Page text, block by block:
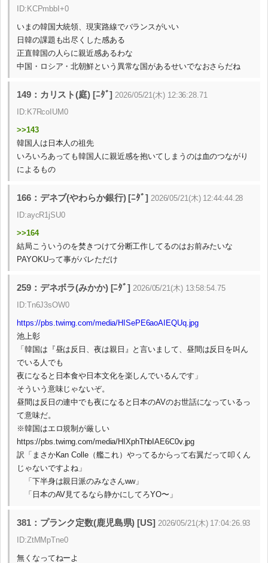
ID:KCPmbbI+0
いまの韓国大統領、現実路線でバランスがいい
日韓の課題も出尽くした感ある
正直韓国の人らに親近感あるわな
中国・ロシア・北朝鮮という異常な国があるせいでなおさらだね
149：カリスト(庭) [ﾆﾀﾞ] 2026/05/21(木) 12:36:28.71
ID:K7RcoIUM0
>>143
韓国人は日本人の祖先
いろいろあっても韓国人に親近感を抱いてしまうのは血のつながり
によるもの
166：デネブ(やわらか銀行) [ﾆﾀﾞ] 2026/05/21(木) 12:44:44.28
ID:aycR1jSU0
>>164
結局こういうのを焚きつけて分断工作してるのはお前みたいな
PAYOKUって事がバレただけ
259：デネボラ(みかか) [ﾆﾀﾞ] 2026/05/21(木) 13:58:54.75
ID:Tn6J3sOW0
https://pbs.twimg.com/media/HISePE6aoAIEQUq.jpg
池上彰
「韓国は『昼は反日、夜は親日』と言いまして、昼間は反日を叫ん
でいる人でも
夜になると日本食や日本文化を楽しんでいるんです」
そういう意味じゃないぞ。
昼間は反日の連中でも夜になると日本のAVのお世話になっているっ
て意味だ。
※韓国はエロ規制が厳しい
https://pbs.twimg.com/media/HIXphThbIAE6C0v.jpg
訳「まさかKan Colle（艦これ）やってるからって右翼だって叩くん
じゃないですよね」
「下半身は親日派のみなさんww」
「日本のAV見てるなら静かにしてろYO〜」
381：プランク定数(鹿児島県) [US] 2026/05/21(木) 17:04:26.93
ID:ZtMMpTne0
無くなってねーよ